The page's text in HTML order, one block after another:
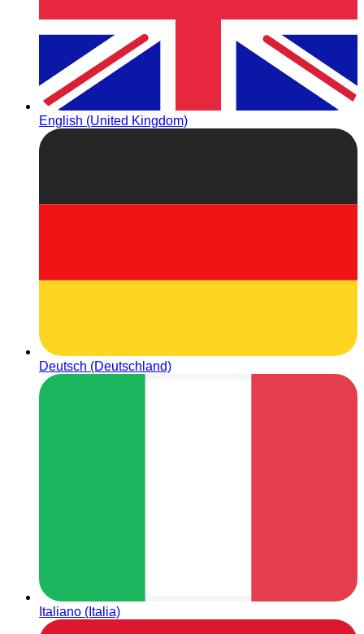
English (United Kingdom)
Deutsch (Deutschland)
Italiano (Italia)